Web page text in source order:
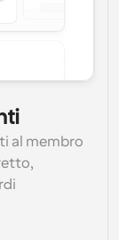
al membro